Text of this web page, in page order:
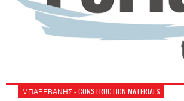
ΜΠΑΞΕΒΑΝΗΣ - CONSTRUCTION MATERIALS